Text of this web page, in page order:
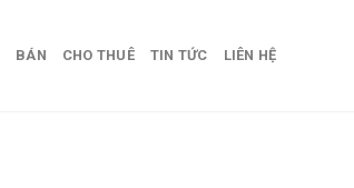
BÁN CHO THUÊ TIN TỨC LIÊN HỆ